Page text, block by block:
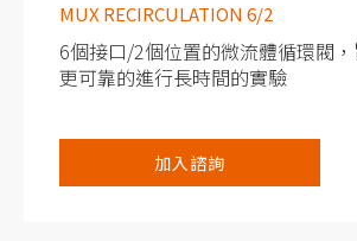
MUX RECIRCULATION 6/2
6個接口/2個位置的微流體循環閥
更可靠的進行長時間的實驗
溶液再循環
進行長期單向流動的再循環
加入諮詢